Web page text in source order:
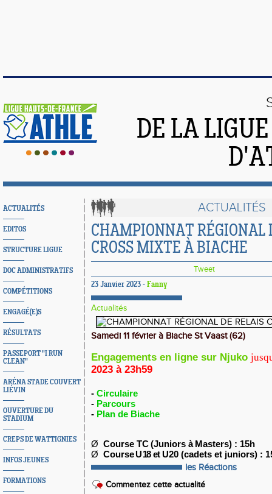
DE LA
ACTUALITÉS
EDITOS
STRUCTURE LIGUE
DOC ADMINISTRATIFS
COMPÉTITIONS
ENGAGÉ(E)S
RÉSULTATS
PASSEPORT "I RUN
CLEAN"
ARÉNA STADE COUVERT
LIÉVIN
OUVERTURE DU
STADIUM
CREPS DE WATTIGNIES
INFOS JEUNES
FORMATIONS
ACTUALITÉS
CHAMPIONNAT RÉGIONAL
CROSS MIXTE À BIACHE
Tweet
23 Janvier 2023 - Fanny
Actualités
Samedi 11 février à Biache St Vaast (62)
Engagements en ligne sur Njuko
2023 à 23h59
- Circulaire
- Parcours
- Plan de Biache
Ø Course TC(Juniors à Masters) : 15h
Ø CourseU 18 et U20 (cadets et juniors) :
les Réactions
Commentez cette actualité